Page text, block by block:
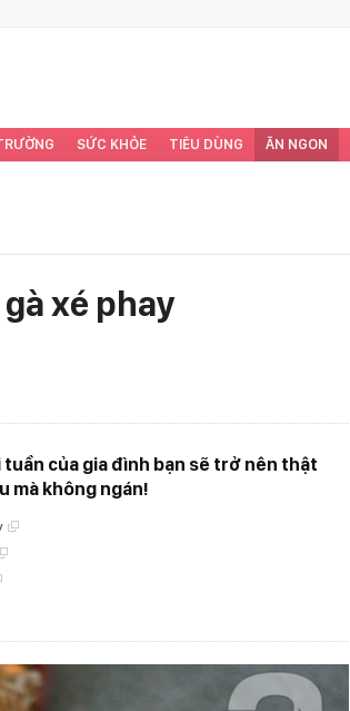
SỨC KHỎE TIÊU DÙNG ĂN NGON
xé phay
tuần của gia đình bạn sẽ trở nên thật
mà không ngán!